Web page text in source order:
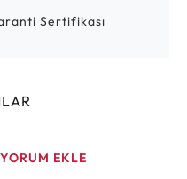
Sertifikası
YORUM EKLE